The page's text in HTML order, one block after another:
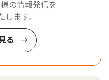
の情報発信を
ます。
る